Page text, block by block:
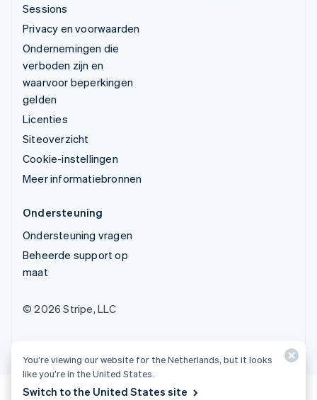
Sessions
Privacy en voorwaarden
Ondernemingen die
verboden zijn en
waarvoor beperkingen
gelden
Licenties
Siteoverzicht
Cookie-instellingen
Meer informatiebronnen
Ondersteuning
Ondersteuning vragen
Beheerde support op
maat
© 2026 Stripe, LLC
You’re viewing our website for the Netherlands, but it looks
like you’re in the United States.
Switch to the United States site